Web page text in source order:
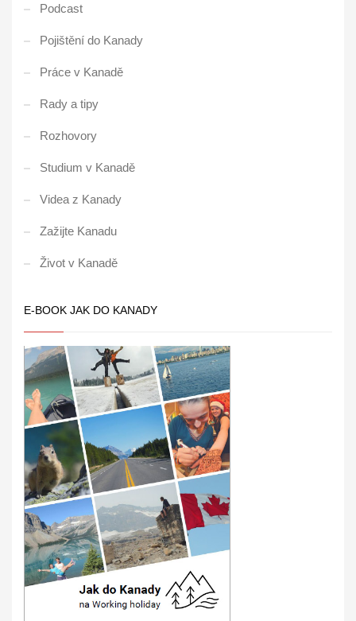
Podcast
Pojištění do Kanady
Práce v Kanadě
Rady a tipy
Rozhovory
Studium v Kanadě
Videa z Kanady
Zažijte Kanadu
Život v Kanadě
E-BOOK JAK DO KANADY